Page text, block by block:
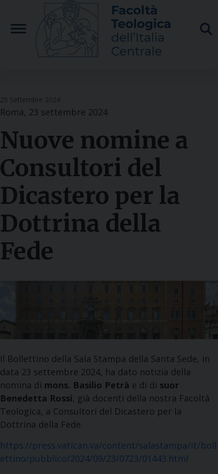
content
25 Settembre 2024
Roma, 23 settembre 2024
Nuove nomine a
Consultori del
Dicastero per la
Dottrina della
Fede
Il Bollettino della Sala Stampa della Santa Sede, in
data 23 settembre 2024, ha dato notizia della
nomina di mons. Basilio Petrà e di di suor
Benedetta Rossi, già docenti della nostra Facoltà
Teologica, a Consultori del Dicastero per la
Dottrina della Fede.
https://press.vatican.va/content/salastampa/it/boll
ettino/pubblico/2024/09/23/0723/01443.html